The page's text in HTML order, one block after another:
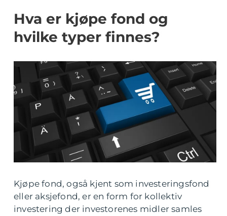
Hva er kjøpe fond og
hvilke typer finnes?
Kjøpe fond, også kjent som investeringsfond
eller aksjefond, er en form for kollektiv
investering der investorenes midler samles